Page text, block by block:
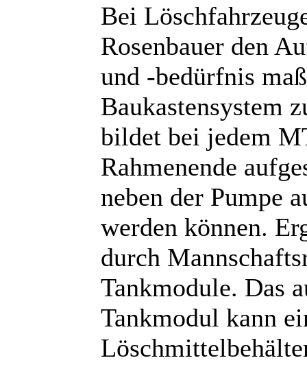
Bei
Rosenbauer den
und -bedürfnis
Baukastensystem
bildet bei jedem
Rahmenende
neben der Pumpe
werden können.
durch
Tankmodule. Das
Tankmodul kann